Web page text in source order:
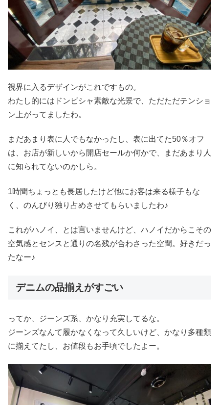
視界に入るデザインがこれですもの。
わたし的にはドンピシャ素敵な光景で、ただただテンショ
ン上がってましたわ。
まだあまり表に人でもなかったし、表に出てた50％オフ
は、お店が新しいから開店セールか何かで、まだあまり人
に知られてないのかしら。
1時間ちょっとも長居したけど他にお客は来る様子もな
く、のんびり独り占めさせてもらいましたわ♪
これがハノイ、とは言いませんけど、ハノイだからこその
空気感とセンスと通りの名残が合わさった空間。好きだっ
たなー♪
デニムの品揃えがすごい
ってか、ジーンズ系、かなり充実してるな。
ジーンズなんて履かなくなって久しいけど、かなり多種類
に揃えてたし、お値段もお手頃でしたよー。